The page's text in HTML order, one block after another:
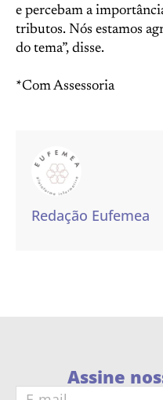
e percebam a
tributos. Nós estamos
do tema”, disse.
*Com Assessoria
Redação Eufemea
Assine